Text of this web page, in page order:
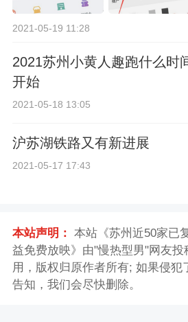
2021-05-19 11:28
2021苏州小黄人趣跑什么时
开始
2021-05-18 13:05
沪苏湖铁路又有新进展
2021-05-17 17:43
本站声明： 本站《苏州近50家已
益免费放映》由"慢热型男"网友投
用，版权归原作者所有; 如果侵犯
告知，我们会尽快删除。